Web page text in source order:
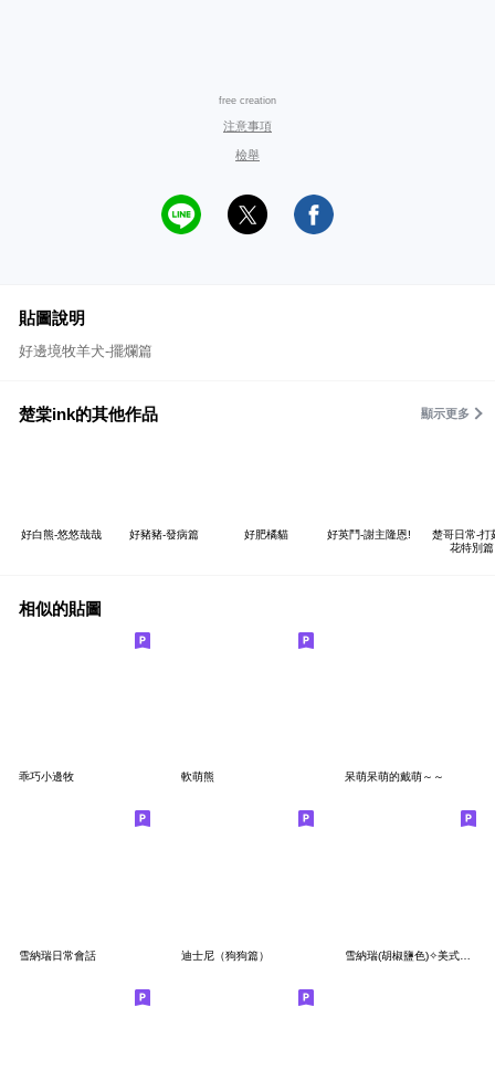
free creation
注意事項
檢舉
貼圖說明
好邊境牧羊犬-擺爛篇
楚棠ink的其他作品 顯示更多
好白熊-悠悠哉哉 好豬豬-發病篇 好肥橘貓 好英鬥-謝主隆恩!
楚哥日常-打
花特別篇
相似的貼圖
乖巧小邊牧 軟萌熊 呆萌呆萌的戴萌～～
雪納瑞日常會話 迪士尼（狗狗篇） 雪納瑞(胡椒鹽色)✧美式風格實用日常貼圖